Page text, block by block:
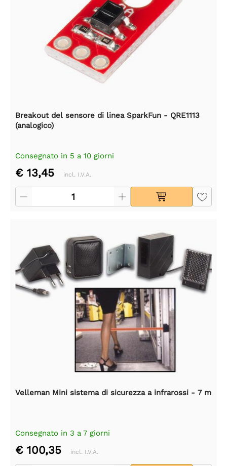
Breakout del sensore di linea SparkFun - QRE1113
(analogico)
Consegnato in 5 a 10 giorni
€ 13,45 incl. I.V.A.
Velleman Mini sistema di sicurezza a infrarossi - 7 m
Consegnato in 3 a 7 giorni
€ 100,35 incl. I.V.A.